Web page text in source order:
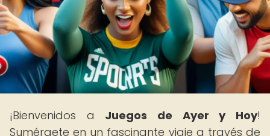
¡Bienvenidos a Juegos de Ayer y Hoy!
Sumérgete en un fascinante viaje a través de